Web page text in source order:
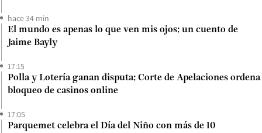
hace 34 min
El mundo es apenas lo que ven mis ojos: un cuento de
Jaime Bayly
17:15
Polla y Lotería ganan disputa: Corte de Apelaciones ordena
bloqueo de casinos online
17:05
Parquemet celebra el Día del Niño con más de 10